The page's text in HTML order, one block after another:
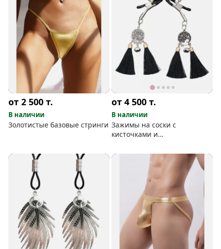
от 2 500т.
В наличии
Золотистые базовые стринги
от 4 500т.
В наличии
Зажимы на соски с
кисточками и